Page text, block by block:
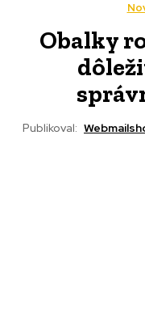
Obalky
Publikoval: